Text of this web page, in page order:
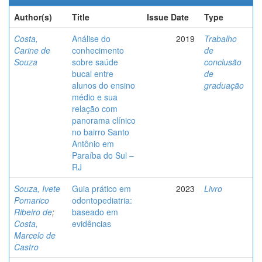
Author(s)
Title Issue Date
Type
Costa,
Carine de
Souza
Análise do
conhecimento
sobre saúde
bucal entre
alunos do ensino
médio e sua
relação com
panorama clínico
no bairro Santo
Antônio em
Paraíba do Sul –
RJ
2019
Trabalho
de
conclusão
de
graduação
Souza, Ivete
Pomarico
Ribeiro de;
Costa,
Marcelo de
Castro
Guia prático em
odontopediatria:
baseado em
evidências
2023 Livro